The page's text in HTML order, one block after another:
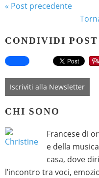
« Post precedente
CONDIVIDI POST
Iscriviti alla Newsletter
CHI SONO
Francese di
e della
casa, dove
l’incontro tra voci,